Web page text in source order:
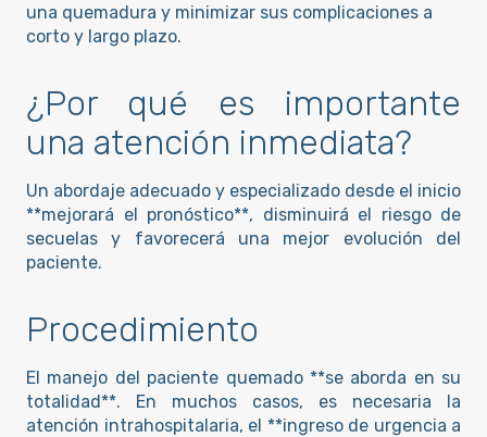
una quemadura y minimizar sus complicaciones a
corto y largo plazo.
¿Por qué es importante
una atención inmediata?
Un abordaje adecuado y especializado desde el inicio
**mejorará el pronóstico**, disminuirá el riesgo de
secuelas y favorecerá una mejor evolución del
paciente.
Procedimiento
El manejo del paciente quemado **se aborda en su
totalidad**. En muchos casos, es necesaria la
atención intrahospitalaria, el **ingreso de urgencia a